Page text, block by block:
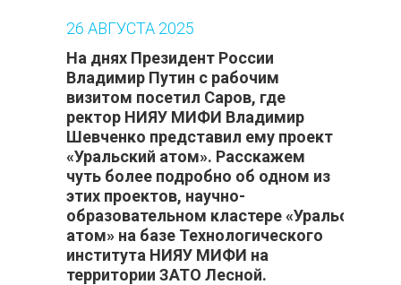
26 АВГУСТА 2025
На днях Президент России
Владимир Путин с рабочим
визитом посетил Саров, где
ректор НИЯУ МИФИ Владимир
Шевченко представил ему проект
«Уральский атом». Расскажем
чуть более подробно об одном из
этих проектов, научно-
образовательном кластере «Уральский
атом» на базе Технологического
института НИЯУ МИФИ на
территории ЗАТО Лесной.